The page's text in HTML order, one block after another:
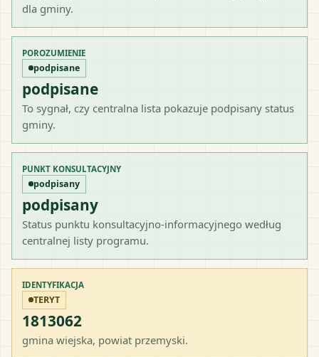
dla gminy.
POROZUMIENIE
podpisane
podpisane
To sygnał, czy centralna lista pokazuje podpisany status
gminy.
PUNKT KONSULTACYJNY
podpisany
podpisany
Status punktu konsultacyjno-informacyjnego według
centralnej listy programu.
IDENTYFIKACJA
TERYT
1813062
gmina wiejska, powiat przemyski.